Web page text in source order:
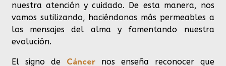
nuestra atención y cuidado. De esta manera, nos
vamos sutilizando, haciéndonos más permeables a
los mensajes del alma y fomentando nuestra
evolución.
El signo de Cáncernos enseña reconocer que